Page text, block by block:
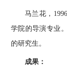
马兰花，
学院的导演专业
的研究生。
成果：